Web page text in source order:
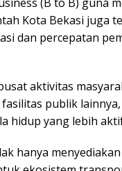
Kota Bekasi juga
dan percepatan
aktivitas
publik
hidup yang lebih
hanya